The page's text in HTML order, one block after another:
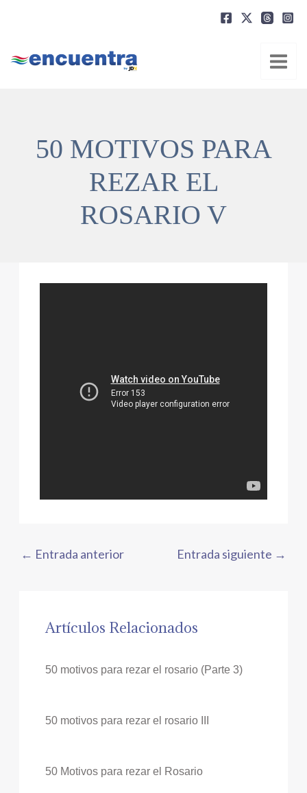
50 MOTIVOS PARA
REZAR EL
ROSARIO V
← Entrada anterior Entrada siguiente →
Artículos Relacionados
50 motivos para rezar el rosario (Parte 3)
50 motivos para rezar el rosario III
50 Motivos para rezar el Rosario